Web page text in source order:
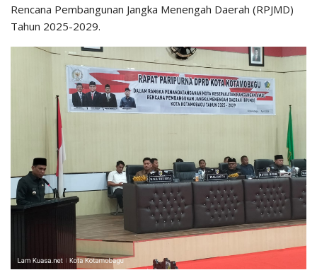
Rencana Pembangunan Jangka Menengah Daerah (RPJMD)
Tahun 2025-2029.